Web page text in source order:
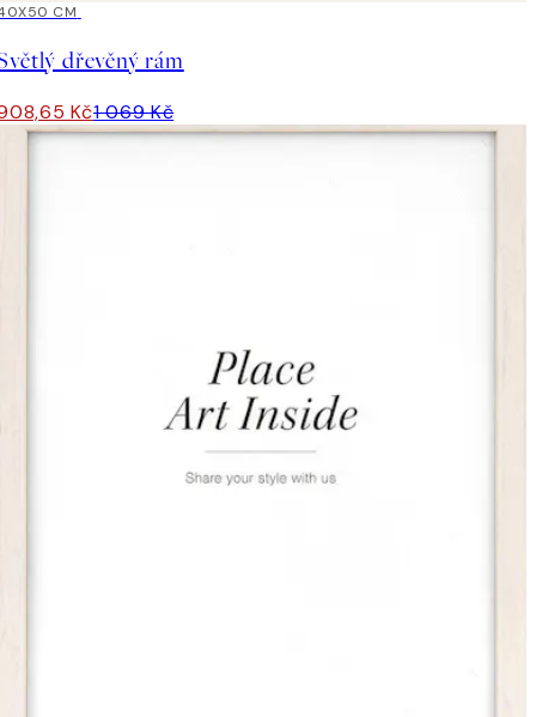
CM
dřevěný rám
Kč1 069 Kč